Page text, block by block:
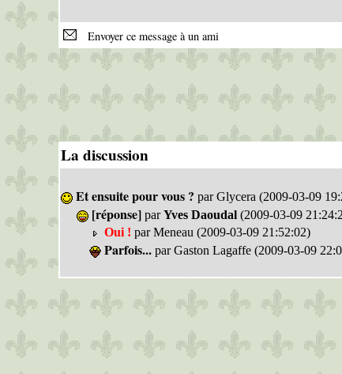
Envoyer ce message à un ami
La discussion
Et ensuite pour vous ? par Glycera (2009-03-09
[réponse] parYves Daoudal (2009-03-09
Oui ! par Meneau (2009-03-09 21:52:02)
Parfois... par Gaston Lagaffe (2009-03-09